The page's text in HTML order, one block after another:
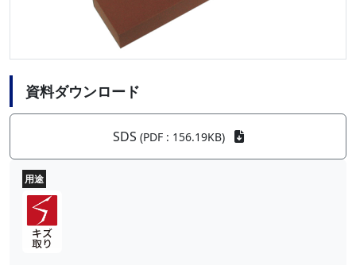
資料ダウンロード
SDS (PDF : 156.19KB)
用途